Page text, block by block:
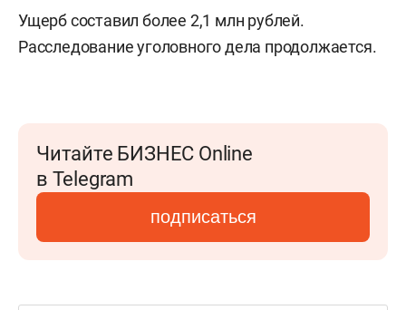
Ущерб составил более 2,1 млн рублей.
Расследование уголовного дела продолжается.
Читайте БИЗНЕС Online
в Telegram
подписаться